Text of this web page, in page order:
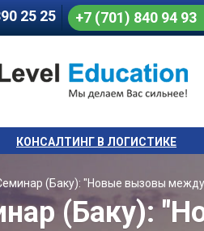
25 25 +7 (701) 840 94 93
КОНСАЛТИНГ В ЛОГИСТИКЕ
(Баку): "Новые вызовы
(Баку):